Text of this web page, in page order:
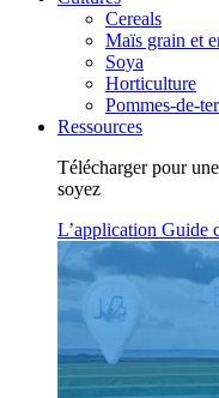
Cereals
Maïs grain et
Soya
Horticulture
Pommes-de-
Ressources
Télécharger pour
soyez
L’application Guide